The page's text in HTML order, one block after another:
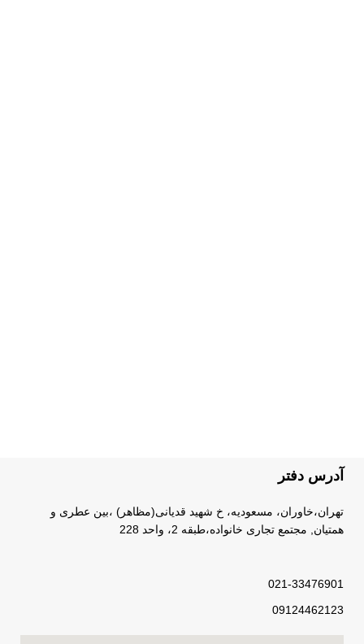
آدرس دفتر
تهران،خاوران، مسعودیه، خ شهید قدیانی(مظاهر) ،بین عطری و
همتیان, مجتمع تجاری خانواده،طبقه 2، واحد 228
021-33476901
09124462123